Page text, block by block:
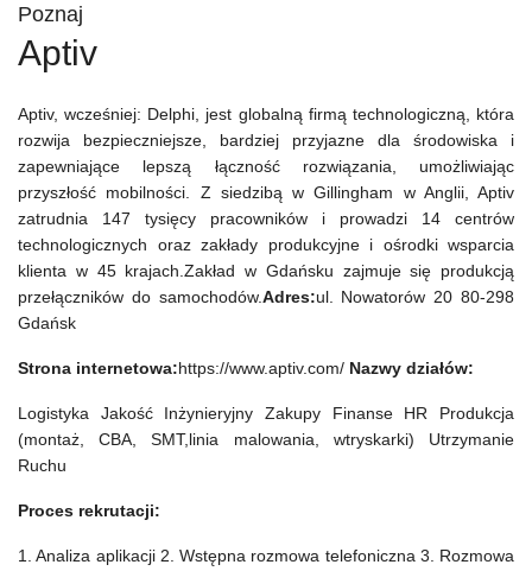
Poznaj
Aptiv
Aptiv, wcześniej: Delphi, jest globalną firmą technologiczną, która
rozwija bezpieczniejsze, bardziej przyjazne dla środowiska i
zapewniające lepszą łączność rozwiązania, umożliwiając
przyszłość mobilności. Z siedzibą w Gillingham w Anglii, Aptiv
zatrudnia 147 tysięcy pracowników i prowadzi 14 centrów
technologicznych oraz zakłady produkcyjne i ośrodki wsparcia
klienta w 45 krajach.Zakład w Gdańsku zajmuje się produkcją
przełączników do samochodów.Adres:ul. Nowatorów 20 80-298
Gdańsk
Strona internetowa:https://www.aptiv.com/ Nazwy działów:
Logistyka Jakość Inżynieryjny Zakupy Finanse HR Produkcja
(montaż, CBA, SMT,linia malowania, wtryskarki) Utrzymanie
Ruchu
Proces rekrutacji:
1. Analiza aplikacji 2. Wstępna rozmowa telefoniczna 3. Rozmowa